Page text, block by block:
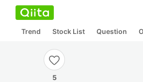
Trend Stock List Question
5